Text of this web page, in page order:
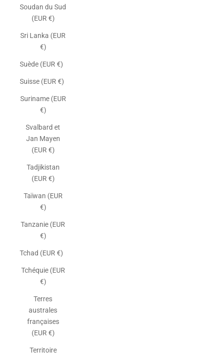
Soudan du Sud
(EUR €)
Sri Lanka (EUR
€)
Suède (EUR €)
Suisse (EUR €)
Suriname (EUR
€)
Svalbard et
Jan Mayen
(EUR €)
Tadjikistan
(EUR €)
Taïwan (EUR
€)
Tanzanie (EUR
€)
Tchad (EUR €)
Tchéquie (EUR
€)
Terres
australes
françaises
(EUR €)
Territoire